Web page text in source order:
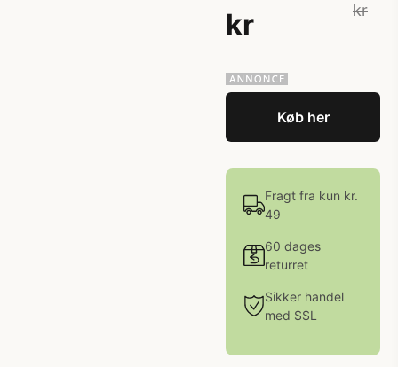
kr
kr
Køb her
Fragt fra kun kr.
49
60 dages
returret
Sikker handel
med SSL